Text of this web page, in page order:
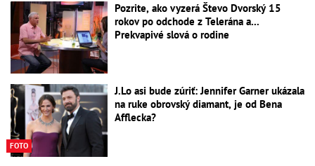
Pozrite, ako vyzerá Števo Dvorský 15
rokov po odchode z Telerána a...
Prekvapivé slová o rodine
FOTO
J.Lo asi bude zúriť: Jennifer Garner ukázala
na ruke obrovský diamant, je od Bena
Afflecka?